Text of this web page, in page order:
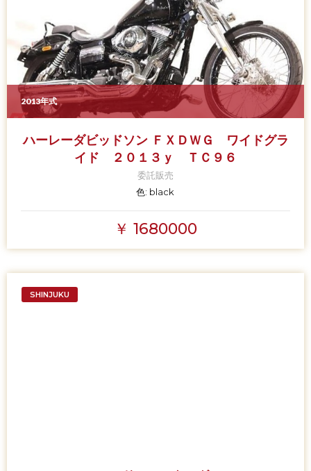
2013年式
ハーレーダビッドソン ＦＸＤＷＧ ワイドグラ
イド ２０１３ｙ ＴＣ９６
委託販売
色: black
￥ 1680000
SHINJUKU